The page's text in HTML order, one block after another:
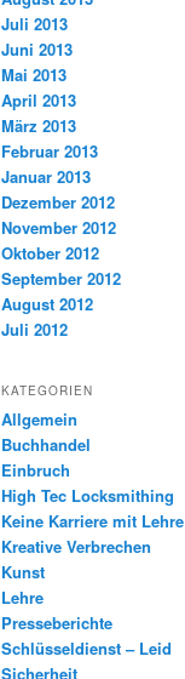
Juli 2013
Juni 2013
Mai 2013
April 2013
März 2013
Februar 2013
Januar 2013
Dezember 2012
November 2012
Oktober 2012
September 2012
August 2012
Juli 2012
KATEGORIEN
Allgemein
Buchhandel
Einbruch
High Tec Locksmithing
Keine Karriere mit Lehre
Kreative Verbrechen
Kunst
Lehre
Presseberichte
Schlüsseldienst – Leid
Sicherheit